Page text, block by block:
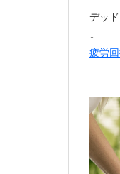
デッ
↓
疲労